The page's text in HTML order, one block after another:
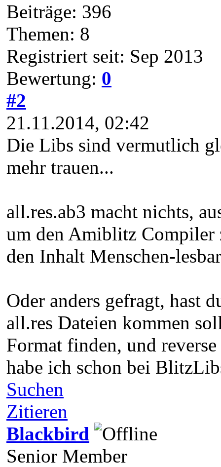
Beiträge: 396
Themen: 8
Registriert seit: Sep 2013
Bewertung: 0
#2
21.11.2014, 02:42
Die Libs sind vermutlich
mehr trauen...
all.res.ab3 macht nichts,
um den Amiblitz Compiler
den Inhalt Menschen-
Oder anders gefragt, hast
all.res Dateien kommen
Format finden, und
habe ich schon bei
Suchen
Zitieren
Blackbird
Senior Member